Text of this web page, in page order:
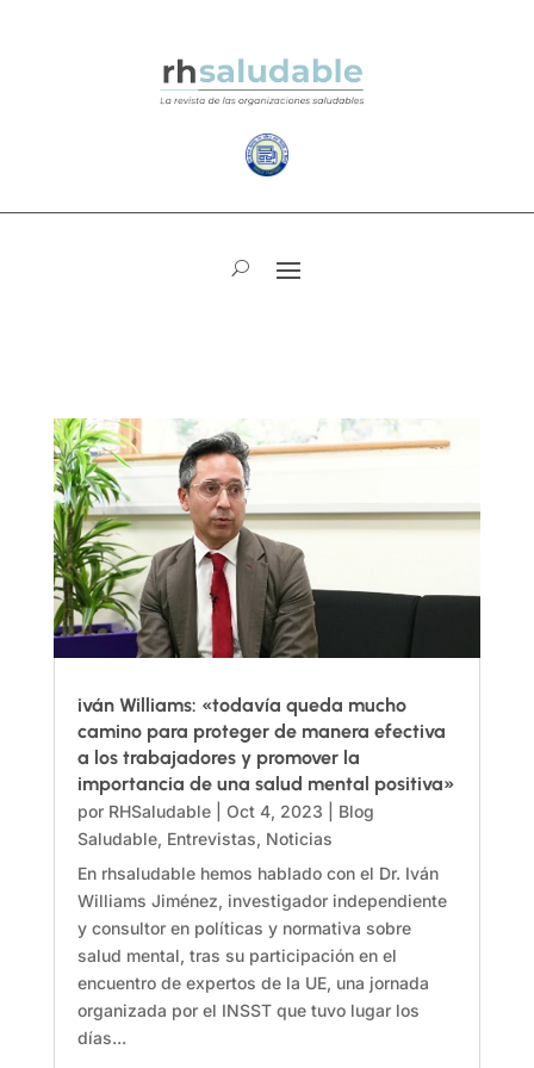
iván Williams: «todavía queda mucho
camino para proteger de manera efectiva
a los trabajadores y promover la
importancia de una salud mental positiva»
por RHSaludable| Oct 4, 2023
Blog
Saludable, Entrevistas, Noticias
En rhsaludable hemos hablado con el Dr. Iván
Williams Jiménez, investigador independiente
y consultor en políticas y normativa sobre
salud mental, tras su participación en el
encuentro de expertos de la UE, una jornada
organizada por el INSST que tuvo lugar los
días...